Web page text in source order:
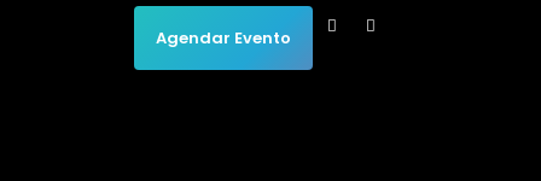
Agendar Evento